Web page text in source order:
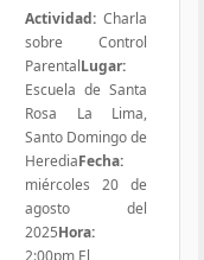
Actividad: Charla
sobre Control
ParentalLugar:
Escuela de Santa
Rosa La Lima,
Santo Domingo de
HerediaFecha:
miércoles 20 de
agosto del
2025Hora:
2:00pm El